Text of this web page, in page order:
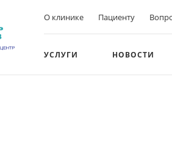
О клинике Пациенту
УСЛУГИ НОВОСТИ